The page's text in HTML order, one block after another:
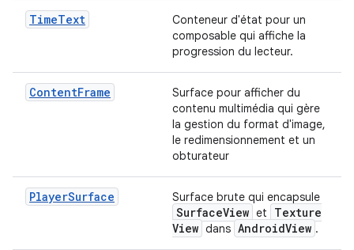
TimeText
Conteneur d'état pour un
composable qui affiche la
progression du lecteur.
ContentFrame
Surface pour afficher du
contenu multimédia qui gère
la gestion du format d'image,
le redimensionnement et un
obturateur
PlayerSurface Surface brute qui encapsule
SurfaceView et
Texture
View dans AndroidView .